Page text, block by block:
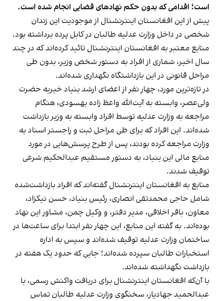
است؛ اقدامی که بدون حکم نهادهای قضایی انجام شده است.
پیش از این افغانستان اینترنشنال از موجودیت این زندان
شخصی در داخل وزارت عدلیه طالبان در کابل پرده برداشته بود.
منابع معتبر به افغانستان اینترنشنال تائید کرده‌اند که در چند
سال اخیر، شماری از افراد به دستور شخص وزیر، بدون طی
مراحل قانونی در این بازداشتگاه نگهداری شده‌اند.
در تازه‌ترین مورد، چهار نفر از اعضای ارشد بنیاد خیریه حضرت
ولی‌عصر، وابسته به آیت‌الله واعظ ‌زاده بهسودی، هنگام
مراجعه به وزارت عدلیه توسط افراد وابسته به وزیر بازداشت
شده‌اند. این افراد که برای طی مراحل ثبت و راجستر اسناد به
وزارت مراجعه کرده بودند، پس از طرح پرسش‌هایی در مورد
منابع مالی این بنیاد، به دستور مستقیم عبدالحکیم شرعی
توقیف شدند.
منابع به افغانستان اینترنشنال گفته‌اند که افراد بازداشت‌شده
شامل حاجی محمدتقی انصاری، رئیس بنیاد، حسن نیکزاد،
معاون، باقر اخلاقی، مدیر دفتر، و وکیل چمن، مشاور این نهاد
بوده‌اند. به گفته این منابع، این چهار نفر ابتدا برای ساعت‌ها در
ساختمان وزارت عدلیه توقیف شده‌اند و سپس به اداره
استخبارات طالبان سپرده شده‌اند؛ جایی که حدود یک هفته در
بازداشت نگهداشته شده‌اند.
با آن‌که افغانستان اینترنشنال برای دریافت واکنش رسمی، با
عبدالحمید جهادیار، سخنگوی وزارت عدلیه طالبان تماس